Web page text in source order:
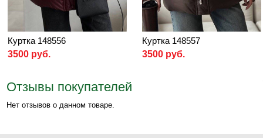
Куртка 148556
3500 руб.
Куртка 148557
3500 руб.
Отзывы покупателей
Нет отзывов о данном товаре.